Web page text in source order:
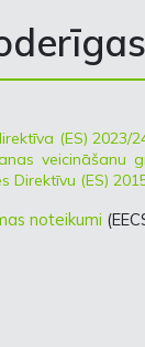
(ES)
veicināšanu
Direktīvu (ES)
noteikumi